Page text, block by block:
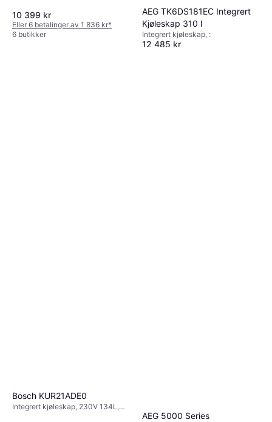
10 399 kr
Eller 6 betalinger av 1 836 kr*
6 butikker
AEG TK6DS181EC Integrert
Kjøleskap 310 l
Integrert kjøleskap, :
12 485 kr
Bosch KUR21ADE0
Integrert kjøleskap, 230V 134L,
AEG 5000 Series